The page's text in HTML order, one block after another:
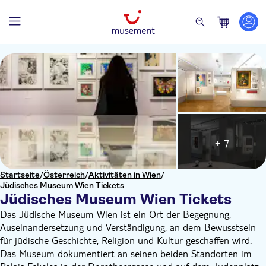
Startseite/Österreich/Aktivitäten in Wien/
Jüdisches Museum Wien Tickets
Jüdisches Museum Wien Tickets
+ 7
Das Jüdische Museum Wien ist ein Ort der Begegnung,
Auseinandersetzung und Verständigung, an dem Bewusstsein
für jüdische Geschichte, Religion und Kultur geschaffen wird.
Das Museum dokumentiert an seinen beiden Standorten im